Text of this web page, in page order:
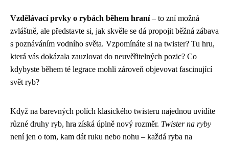
Vzdělávací prvky o rybách během hraní– to zní možná
zvláštně, ale představte si, jak skvěle se dá propojit běžná zábava
s poznáváním vodního světa. Vzpomínáte si na twister? Tu hru,
která vás dokázala zauzlovat do neuvěřitelných pozic? Co
kdybyste během té legrace mohli zároveň objevovat fascinující
svět ryb?
Když na barevných polích klasického twisteru najednou uvidíte
různé druhy ryb, hra získá úplně nový rozměr. Twister na ryby
není jen o tom, kam dát ruku nebo nohu – každá ryba na